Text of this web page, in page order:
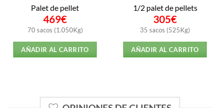
Palet de pellet
469€
70 sacos (1.050Kg)
AÑADIR AL CARRITO
1/2 palet de pellets
305€
35 sacos (525Kg)
AÑADIR AL CARRITO